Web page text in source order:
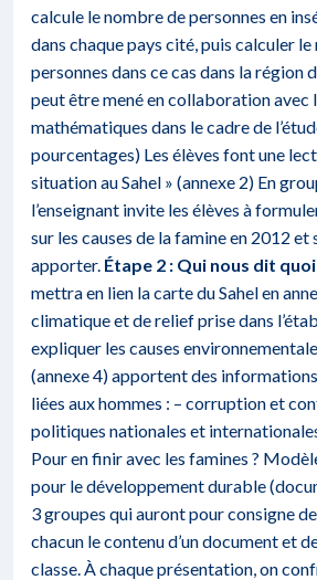
calcule le nombre de personnes en
dans chaque pays cité, puis calculer
personnes dans ce cas dans la région
peut être mené en collaboration avec
mathématiques dans le cadre de
pourcentages) Les élèves font une
situation au Sahel » (annexe 2) En
l’enseignant invite les élèves à
sur les causes de la famine en 2012 et
apporter. Étape 2 : Qui nous dit quoi
mettra en lien la carte du Sahel en
climatique et de relief prise dans
expliquer les causes
(annexe 4) apportent des informations
liées aux hommes : – corruption et
politiques nationales et
Pour en finir avec les famines ?
pour le développement durable
3 groupes qui auront pour consigne
chacun le contenu d’un document et
classe. À chaque présentation, on